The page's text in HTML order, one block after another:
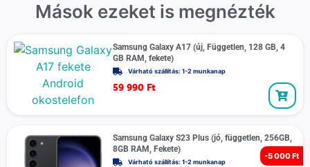
Mások ezeket is megnézték
Samsung Galaxy A17 (új, Független, 128 GB, 4
GB RAM, fekete)
Várható szállítás: 1-2 munkanap
59 990 Ft
-5 000 Ft
Samsung Galaxy S23 Plus (jó, független, 256GB,
8GB RAM, Fekete)
Várható szállítás: 1-2 munkanap